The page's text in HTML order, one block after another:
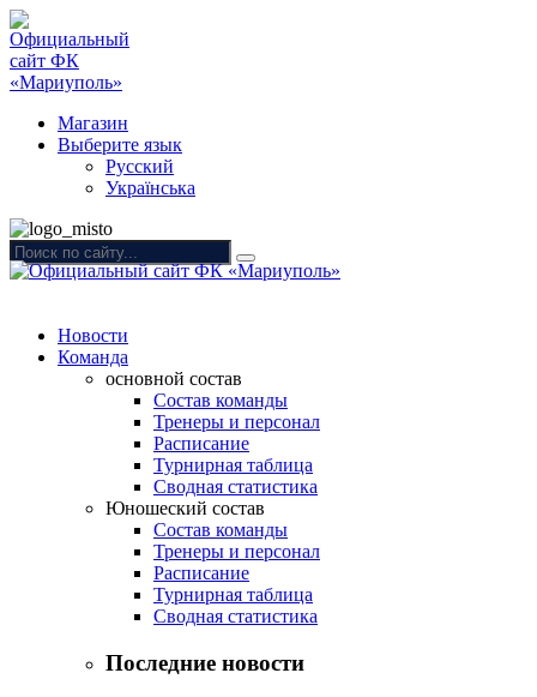
Магазин
Выберите язык
Русский
Українська
Новости
Команда
основной состав
Состав команды
Тренеры и персонал
Расписание
Турнирная таблица
Сводная статистика
Юношеский состав
Состав команды
Тренеры и персонал
Расписание
Турнирная таблица
Сводная статистика
Последние новости